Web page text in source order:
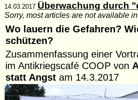
14.03.2017 Überwachung durch
Sorry, most articles are not available
Wo lauern die Gefahren?
schützen?
Zusammenfassung einer
im Antikriegscafé COOP von
statt Angst am 14.3.2017